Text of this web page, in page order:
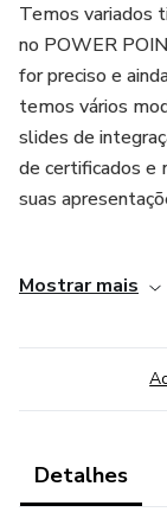
Temos variados
no POWER
for preciso e
temos vários
slides de
de certificados e
suas
SEGURANÇA
Mostrar mais
Detalhes